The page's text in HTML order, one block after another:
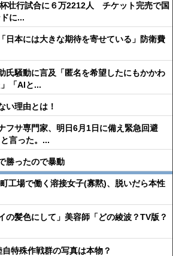
杯壮行試合に６万2212人 チケット完売で国
に...
日本には大きな期待を寄せている」防衛費
氏騒動に言及「匿名を希望したにもかかわ
「AIと...
い理由とは！
フサ専門家、明日6月1日に備え緊急回避
言った。...
勝ったので暴動
町工場で働く溶接女子(寡黙)、脱いだら本性
の髪色にして」美容師「どの綾波？TV版？
特殊作戦群の写真は本物？